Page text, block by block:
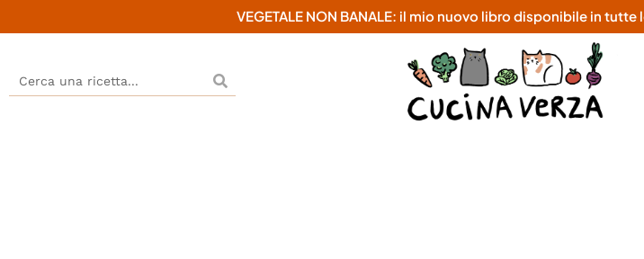
VEGETALE NON BANALE: il mio nuovo libro disponibile in